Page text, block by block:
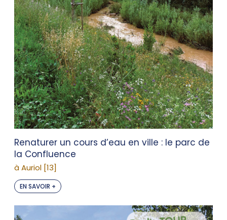
Renaturer un cours d’eau en ville : le parc de
la Confluence
à Auriol [13]
EN SAVOIR +